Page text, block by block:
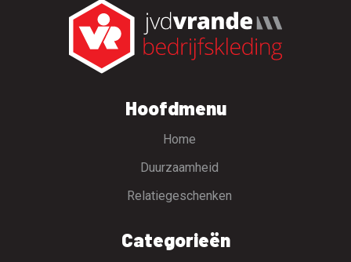
Hoofdmenu
Home
Duurzaamheid
Relatiegeschenken
Categorieën